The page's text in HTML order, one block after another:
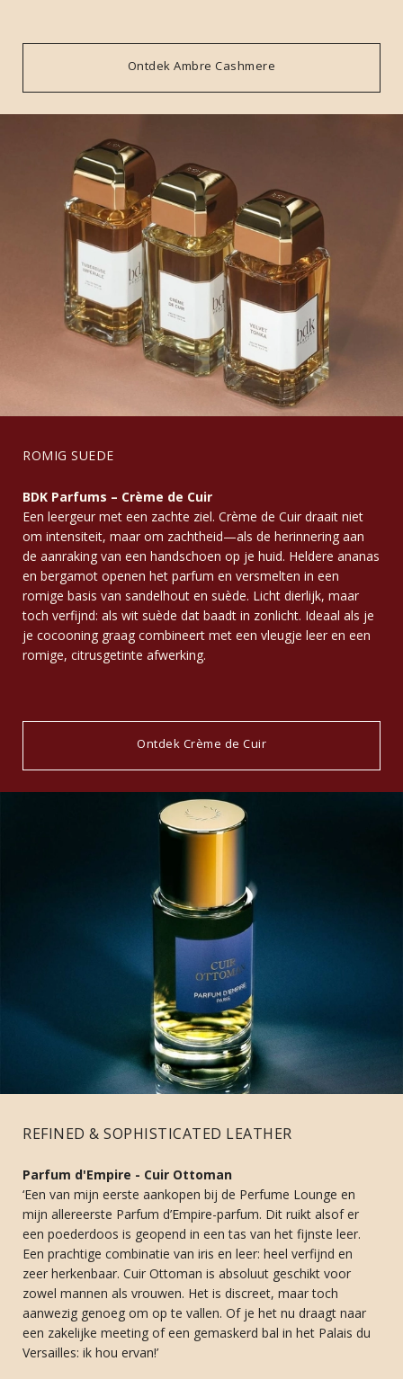
Ontdek Ambre Cashmere
ROMIG SUEDE
BDK Parfums – Crème de Cuir
Een leergeur met een zachte ziel. Crème de Cuir draait niet
om intensiteit, maar om zachtheid—als de herinnering aan
de aanraking van een handschoen op je huid. Heldere ananas
en bergamot openen het parfum en versmelten in een
romige basis van sandelhout en suède. Licht dierlijk, maar
toch verfijnd: als wit suède dat baadt in zonlicht. Ideaal als je
je cocooning graag combineert met een vleugje leer en een
romige, citrusgetinte afwerking.
Ontdek Crème de Cuir
REFINED & SOPHISTICATED LEATHER
Parfum d'Empire - Cuir Ottoman
‘Een van mijn eerste aankopen bij de Perfume Lounge en
mijn allereerste Parfum d’Empire-parfum. Dit ruikt alsof er
een poederdoos is geopend in een tas van het fijnste leer.
Een prachtige combinatie van iris en leer: heel verfijnd en
zeer herkenbaar. Cuir Ottoman is absoluut geschikt voor
zowel mannen als vrouwen. Het is discreet, maar toch
aanwezig genoeg om op te vallen. Of je het nu draagt naar
een zakelijke meeting of een gemaskerd bal in het Palais du
Versailles: ik hou ervan!’